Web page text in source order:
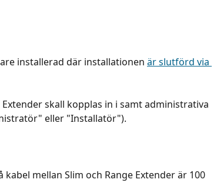
installerad där installationen är slutförd via
skall kopplas in i samt administrativa
eller "Installatör").
mellan Slim och Range Extender är 100